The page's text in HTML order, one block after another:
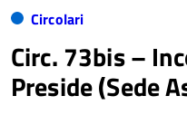
Circolari
Circ. 73bis –
Preside (Sede